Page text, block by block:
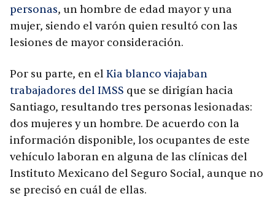
personas, un hombre de edad mayor y una
mujer, siendo el varón quien resultó con las
lesiones de mayor consideración.
Por su parte, en el Kia blanco viajaban
trabajadores del IMSS que se dirigían hacia
Santiago, resultando tres personas lesionadas:
dos mujeres y un hombre. De acuerdo con la
información disponible, los ocupantes de este
vehículo laboran en alguna de las clínicas del
Instituto Mexicano del Seguro Social, aunque no
se precisó en cuál de ellas.